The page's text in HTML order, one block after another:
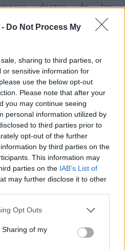
Do Not Process My
sharing to third parties, or
or sensitive information for
use the below opt-out
Please note that after your
you may continue seeing
personal information utilized by
to third parties prior to
opt-out of the further
by third parties on the
This information may
parties on the IAB’s List of
may further disclose it to other
Opt Outs
of my
dentro de las
a las islas dentro del
Fuentes policiales
fardo.
de la aparición hacen
que usan las islas
de drogas.
un bebé de 20 meses por un